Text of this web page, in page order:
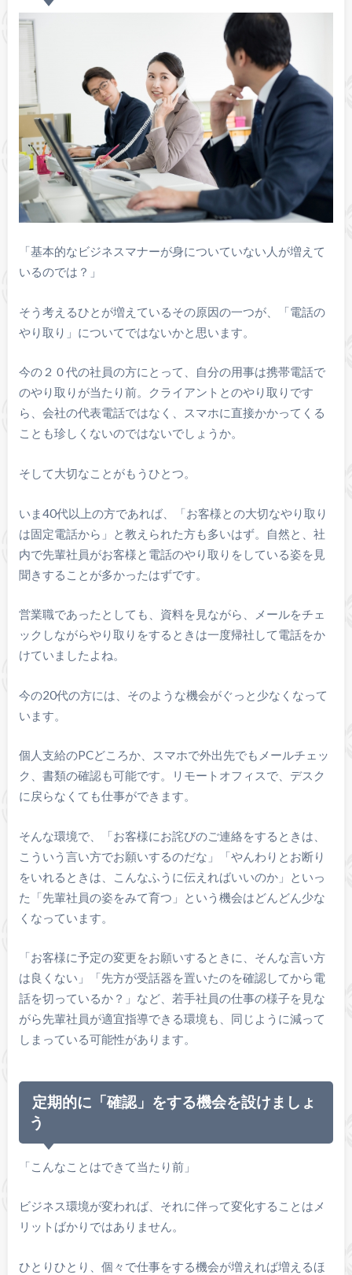
「基本的なビジネスマナーが身についていない人が増えて
いるのでは？」
そう考えるひとが増えているその原因の一つが、「電話の
やり取り」についてではないかと思います。
今の２０代の社員の方にとって、自分の用事は携帯電話で
のやり取りが当たり前。クライアントとのやり取りです
ら、会社の代表電話ではなく、スマホに直接かかってくる
ことも珍しくないのではないでしょうか。
そして大切なことがもうひとつ。
いま40代以上の方であれば、「お客様との大切なやり取り
は固定電話から」と教えられた方も多いはず。自然と、社
内で先輩社員がお客様と電話のやり取りをしている姿を見
聞きすることが多かったはずです。
営業職であったとしても、資料を見ながら、メールをチェ
ックしながらやり取りをするときは一度帰社して電話をか
けていましたよね。
今の20代の方には、そのような機会がぐっと少なくなって
います。
個人支給のPCどころか、スマホで外出先でもメールチェッ
ク、書類の確認も可能です。リモートオフィスで、デスク
に戻らなくても仕事ができます。
そんな環境で、「お客様にお詫びのご連絡をするときは、
こういう言い方でお願いするのだな」「やんわりとお断り
をいれるときは、こんなふうに伝えればいいのか」といっ
た「先輩社員の姿をみて育つ」という機会はどんどん少な
くなっています。
「お客様に予定の変更をお願いするときに、そんな言い方
は良くない」「先方が受話器を置いたのを確認してから電
話を切っているか？」など、若手社員の仕事の様子を見な
がら先輩社員が適宜指導できる環境も、同じように減って
しまっている可能性があります。
定期的に「確認」をする機会を設けましょ
う
「こんなことはできて当たり前」
ビジネス環境が変われば、それに伴って変化することはメ
リットばかりではありません。
ひとりひとり、個々で仕事をする機会が増えれば増えるほ